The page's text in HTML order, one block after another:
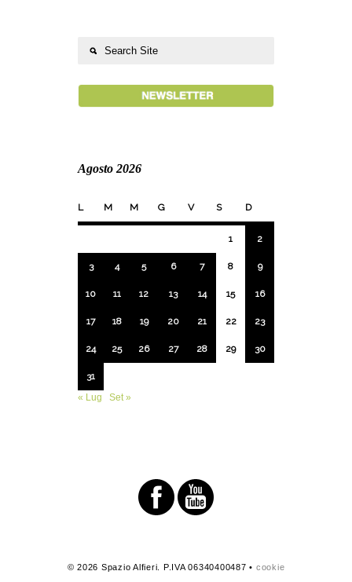
Agosto 2026
L M M G V S D
1 2
3 4 5 6 7 8 9
10 11 12 13 14 15 16
17 18 19 20 21 22 23
24 25 26 27 28 29 30
31
« Lug
Set »
© 2026 Spazio Alfieri. P.IVA 06340400487 • cookie